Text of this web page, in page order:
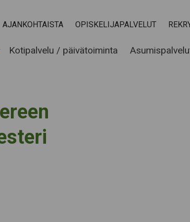
AJANKOHTAISTA OPISKELIJAPALVELUT
Kotipalvelu / päivätoiminta